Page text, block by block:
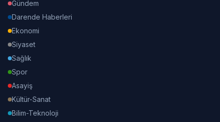
Gündem
Darende Haberleri
Ekonomi
Siyaset
Sağlık
Spor
Asayiş
Kültür-Sanat
Bilim-Teknoloji